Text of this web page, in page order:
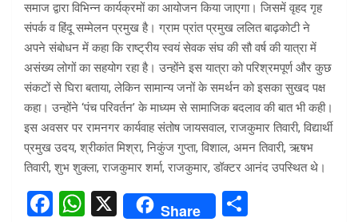
समाज द्वारा विभिन्न कार्यक्रमों का आयोजन किया जाएगा। जिसमें वृहद गृह
संपर्क व हिंदू सम्मेलन प्रमुख है। ग्राम प्रांत प्रमुख ललित बाढ़कोटी ने
अपने संबोधन में कहा कि राष्ट्रीय स्वयं सेवक संघ की सौ वर्ष की यात्रा में
असंख्य लोगों का सहयोग रहा है। उन्होंने इस यात्रा को परिश्रमपूर्ण और कुछ
संकटों से घिरा बताया, लेकिन सामान्य जनों के समर्थन को इसका सुखद पक्ष
कहा। उन्होंने ‘पंच परिवर्तन’ के माध्यम से सामाजिक बदलाव की बात भी कही।
इस अवसर पर रामनगर कार्यवाह संतोष जायसवाल, राजकुमार तिवारी, विद्यार्थी
प्रमुख उदय, श्रीकांत मिश्रा, निकुंज गुप्ता, विशाल, अमन तिवारी, ऋषभ
तिवारी, शुभ शुक्ला, राजकुमार शर्मा, राजकुमार, डॉक्टर आनंद उपस्थित थे।
F
W X Share